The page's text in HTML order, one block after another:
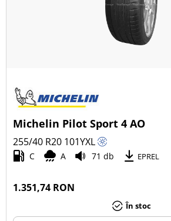
Michelin Pilot Sport 4 AO
255/40 R20 101YXL
C A 71 db EPREL
1.351,74 RON
În stoc